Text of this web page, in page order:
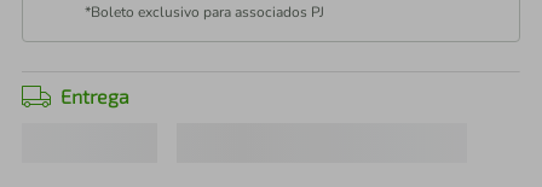
*Boleto exclusivo para associados PJ
Entrega